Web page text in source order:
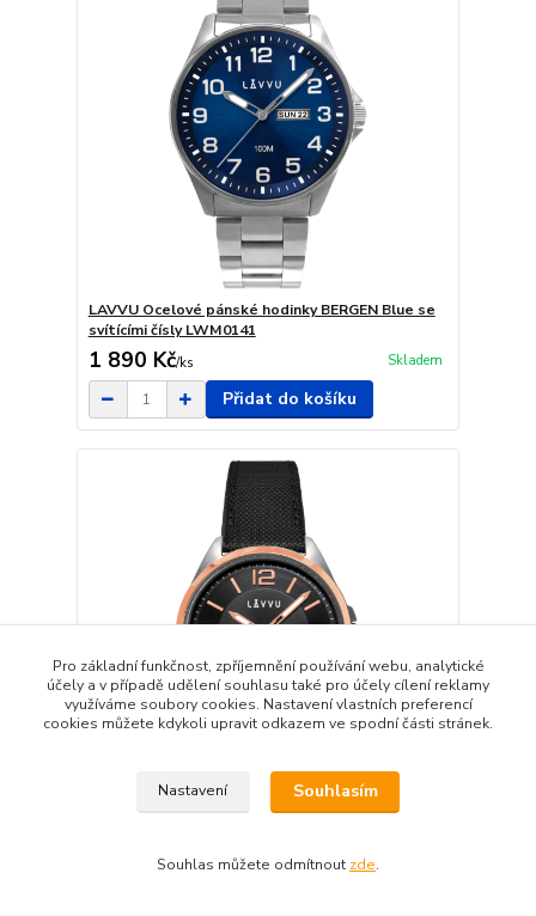
LAVVU Ocelové pánské hodinky BERGEN Blue se
svítícími čísly LWM0141
1 890 Kč/ks Skladem
Přidat do košíku
2 190 Kč
Pro základní funkčnost, zpříjemnění používání webu, analytické
účely a v případě udělení souhlasu také pro účely cílení reklamy
využíváme soubory cookies. Nastavení vlastních preferencí
cookies můžete kdykoli upravit odkazem ve spodní části stránek.
Nastavení Souhlasím
Souhlas můžete odmítnout zde.